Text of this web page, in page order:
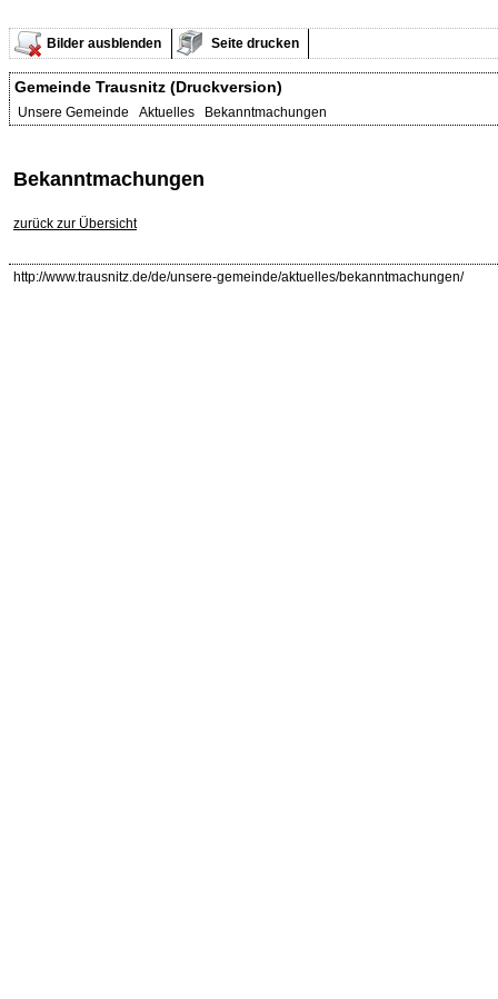
Bilder ausblenden Seite drucken
Gemeinde Trausnitz (Druckversion)
Unsere Gemeinde Aktuelles Bekanntmachungen
Bekanntmachungen
zurück zur Übersicht
http://www.trausnitz.de/de/unsere-gemeinde/aktuelles/bekanntmachungen/